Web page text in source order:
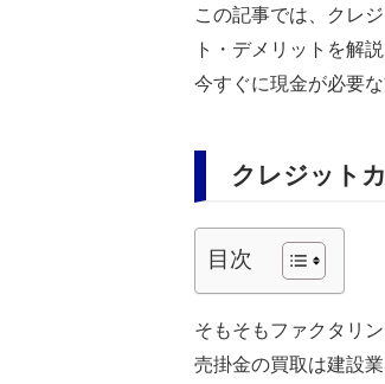
この記事では、クレ
ト・デメリットを解説
今すぐに現金が必要
クレジット
目次
そもそもファクタリ
売掛金の買取は建設